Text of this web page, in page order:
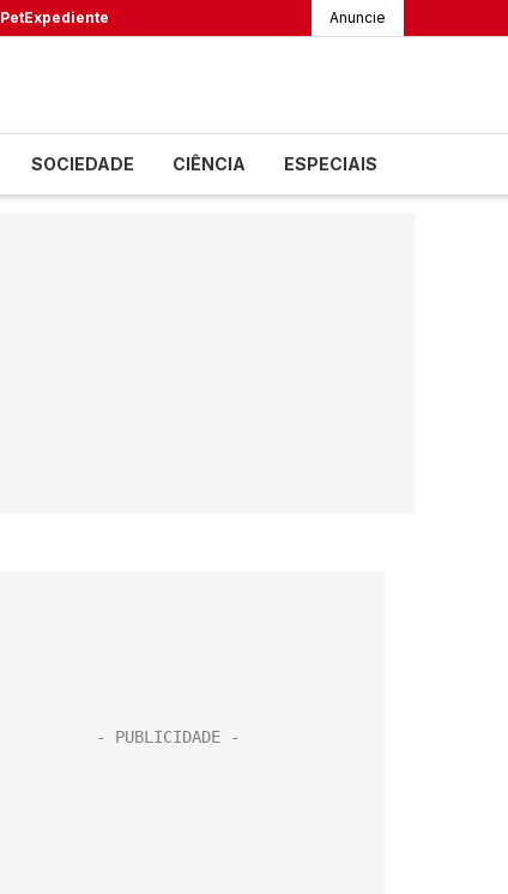
PetExpediente Anuncie
SOCIEDADE CIÊNCIA ESPECIAIS